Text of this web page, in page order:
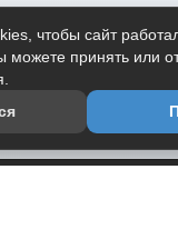
чтобы сайт
можете принять или